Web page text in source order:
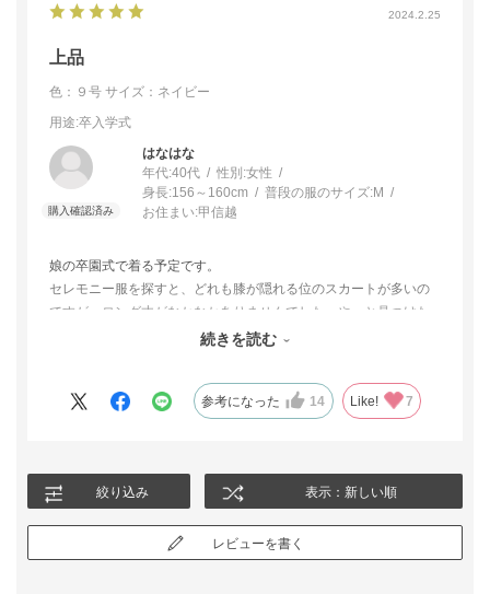
2024.2.25
上品
色：９号 サイズ：ネイビー
用途:卒入学式
はなはな
年代:40代 性別:女性
身長:156～160cm 普段の服のサイズ:M
お住まい:甲信越
娘の卒園式で着る予定です。
セレモニー服を探すと、どれも膝が隠れる位のスカートが多いの
ですが、ロング丈がなかなかありませんでした。やっと見つけた
ロング丈のスーツだったので即買いしました。届いて早速着てみ
続きを読む
参考になった 14 Like! 7
絞り込み 表示：新しい順
レビューを書く